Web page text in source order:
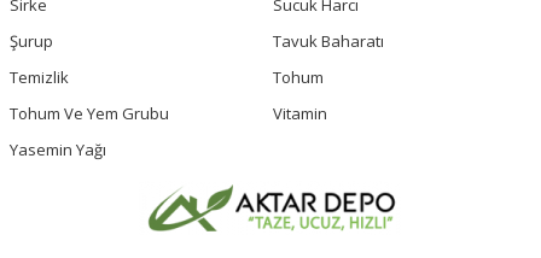
Sirke
Sucuk Harcı
Şurup
Tavuk Baharatı
Temizlik
Tohum
Tohum Ve Yem Grubu
Vitamin
Yasemin Yağı